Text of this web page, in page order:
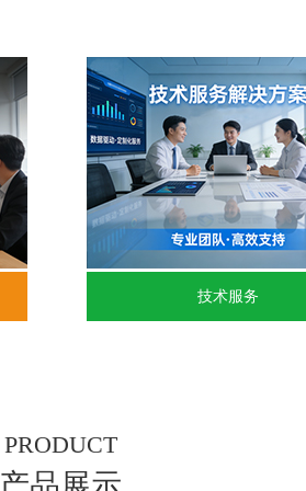
技术服务
PRODUCT